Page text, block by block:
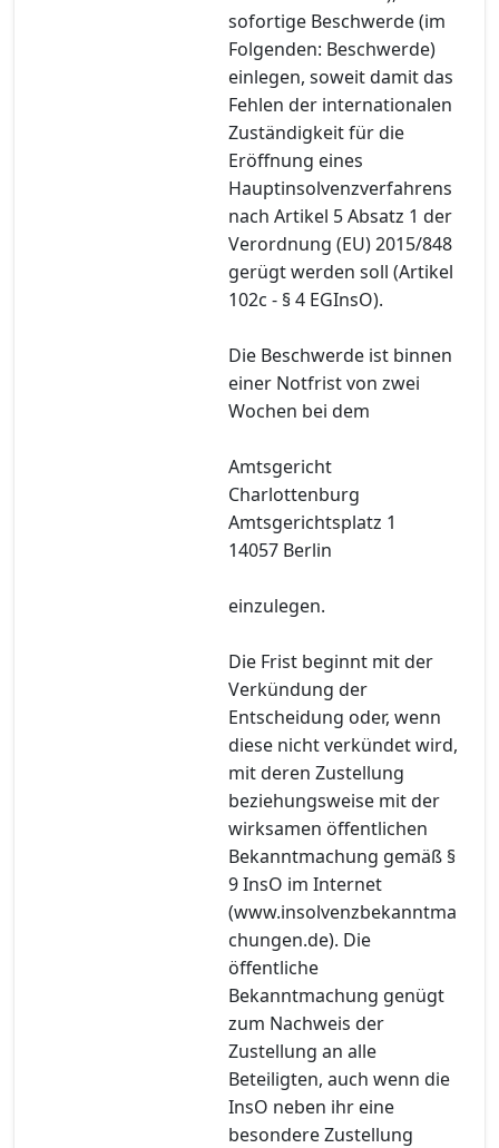
sofortige Beschwerde (im
Folgenden: Beschwerde)
einlegen, soweit damit das
Fehlen der internationalen
Zuständigkeit für die
Eröffnung eines
Hauptinsolvenzverfahrens
nach Artikel 5 Absatz 1 der
Verordnung (EU) 2015/848
gerügt werden soll (Artikel
102c - § 4 EGInsO).
Die Beschwerde ist binnen
einer Notfrist von zwei
Wochen bei dem
Amtsgericht
Charlottenburg
Amtsgerichtsplatz 1
14057 Berlin
einzulegen.
Die Frist beginnt mit der
Verkündung der
Entscheidung oder, wenn
diese nicht verkündet wird,
mit deren Zustellung
beziehungsweise mit der
wirksamen öffentlichen
Bekanntmachung gemäß §
9 InsO im Internet
(www.insolvenzbekanntma
chungen.de). Die
öffentliche
Bekanntmachung genügt
zum Nachweis der
Zustellung an alle
Beteiligten, auch wenn die
InsO neben ihr eine
besondere Zustellung